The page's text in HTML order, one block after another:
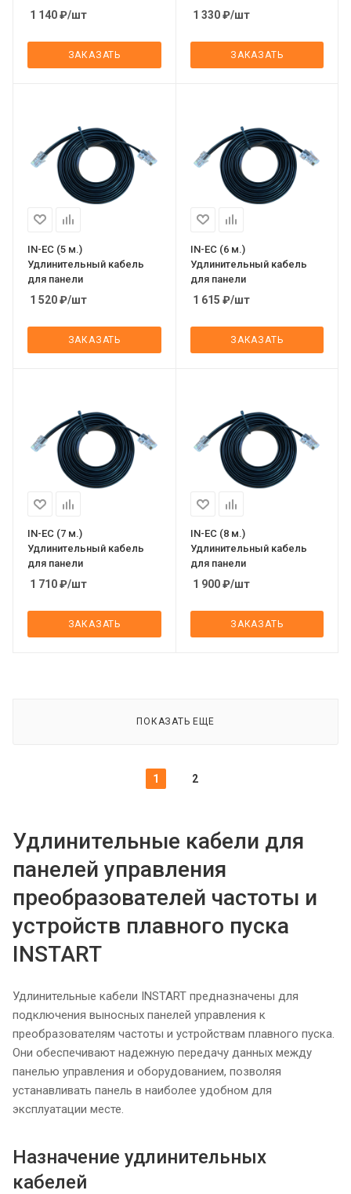
1 140₽/шт
ЗАКАЗАТЬ
1 330₽/шт
ЗАКАЗАТЬ
IN-EC (5 м.)
Удлинительный кабель
для панели
1 520₽/шт
ЗАКАЗАТЬ
IN-EC (6 м.)
Удлинительный кабель
для панели
1 615 ₽/шт
ЗАКАЗАТЬ
IN-EC (7 м.)
Удлинительный кабель
для панели
1 710₽/шт
ЗАКАЗАТЬ
IN-EC (8 м.)
Удлинительный кабель
для панели
1 900₽/шт
ЗАКАЗАТЬ
ПОКАЗАТЬ ЕЩЕ
1 2
Удлинительные кабели для
панелей управления
преобразователей частоты и
устройств плавного пуска
INSTART
Удлинительные кабели INSTART предназначены для
подключения выносных панелей управления к
преобразователям частоты и устройствам плавного пуска.
Они обеспечивают надежную передачу данных между
панелью управления и оборудованием, позволяя
устанавливать панель в наиболее удобном для
эксплуатации месте.
Назначение удлинительных
кабелей